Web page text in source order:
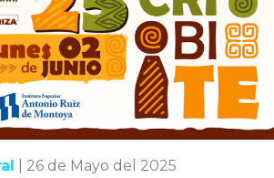
26 de Mayo del 2025